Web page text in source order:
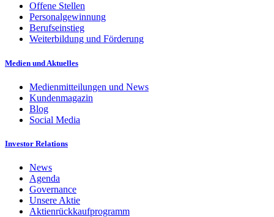
Offene Stellen
Personalgewinnung
Berufseinstieg
Weiterbildung und Förderung
Medien und Aktuelles
Medienmitteilungen und News
Kundenmagazin
Blog
Social Media
Investor Relations
News
Agenda
Governance
Unsere Aktie
Aktienrückkaufprogramm